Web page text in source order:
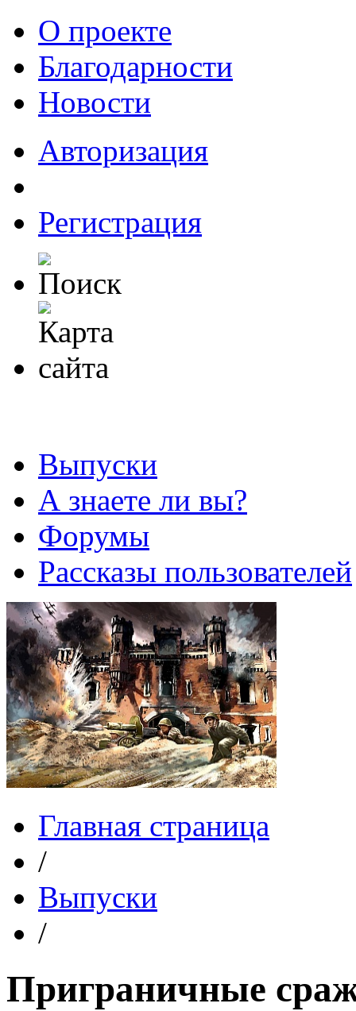
О проекте
Благодарности
Новости
Авторизация
Регистрация
Выпуски
А знаете ли вы?
Форумы
Рассказы пользователей
Главная страница
/
Выпуски
/
Приграничные